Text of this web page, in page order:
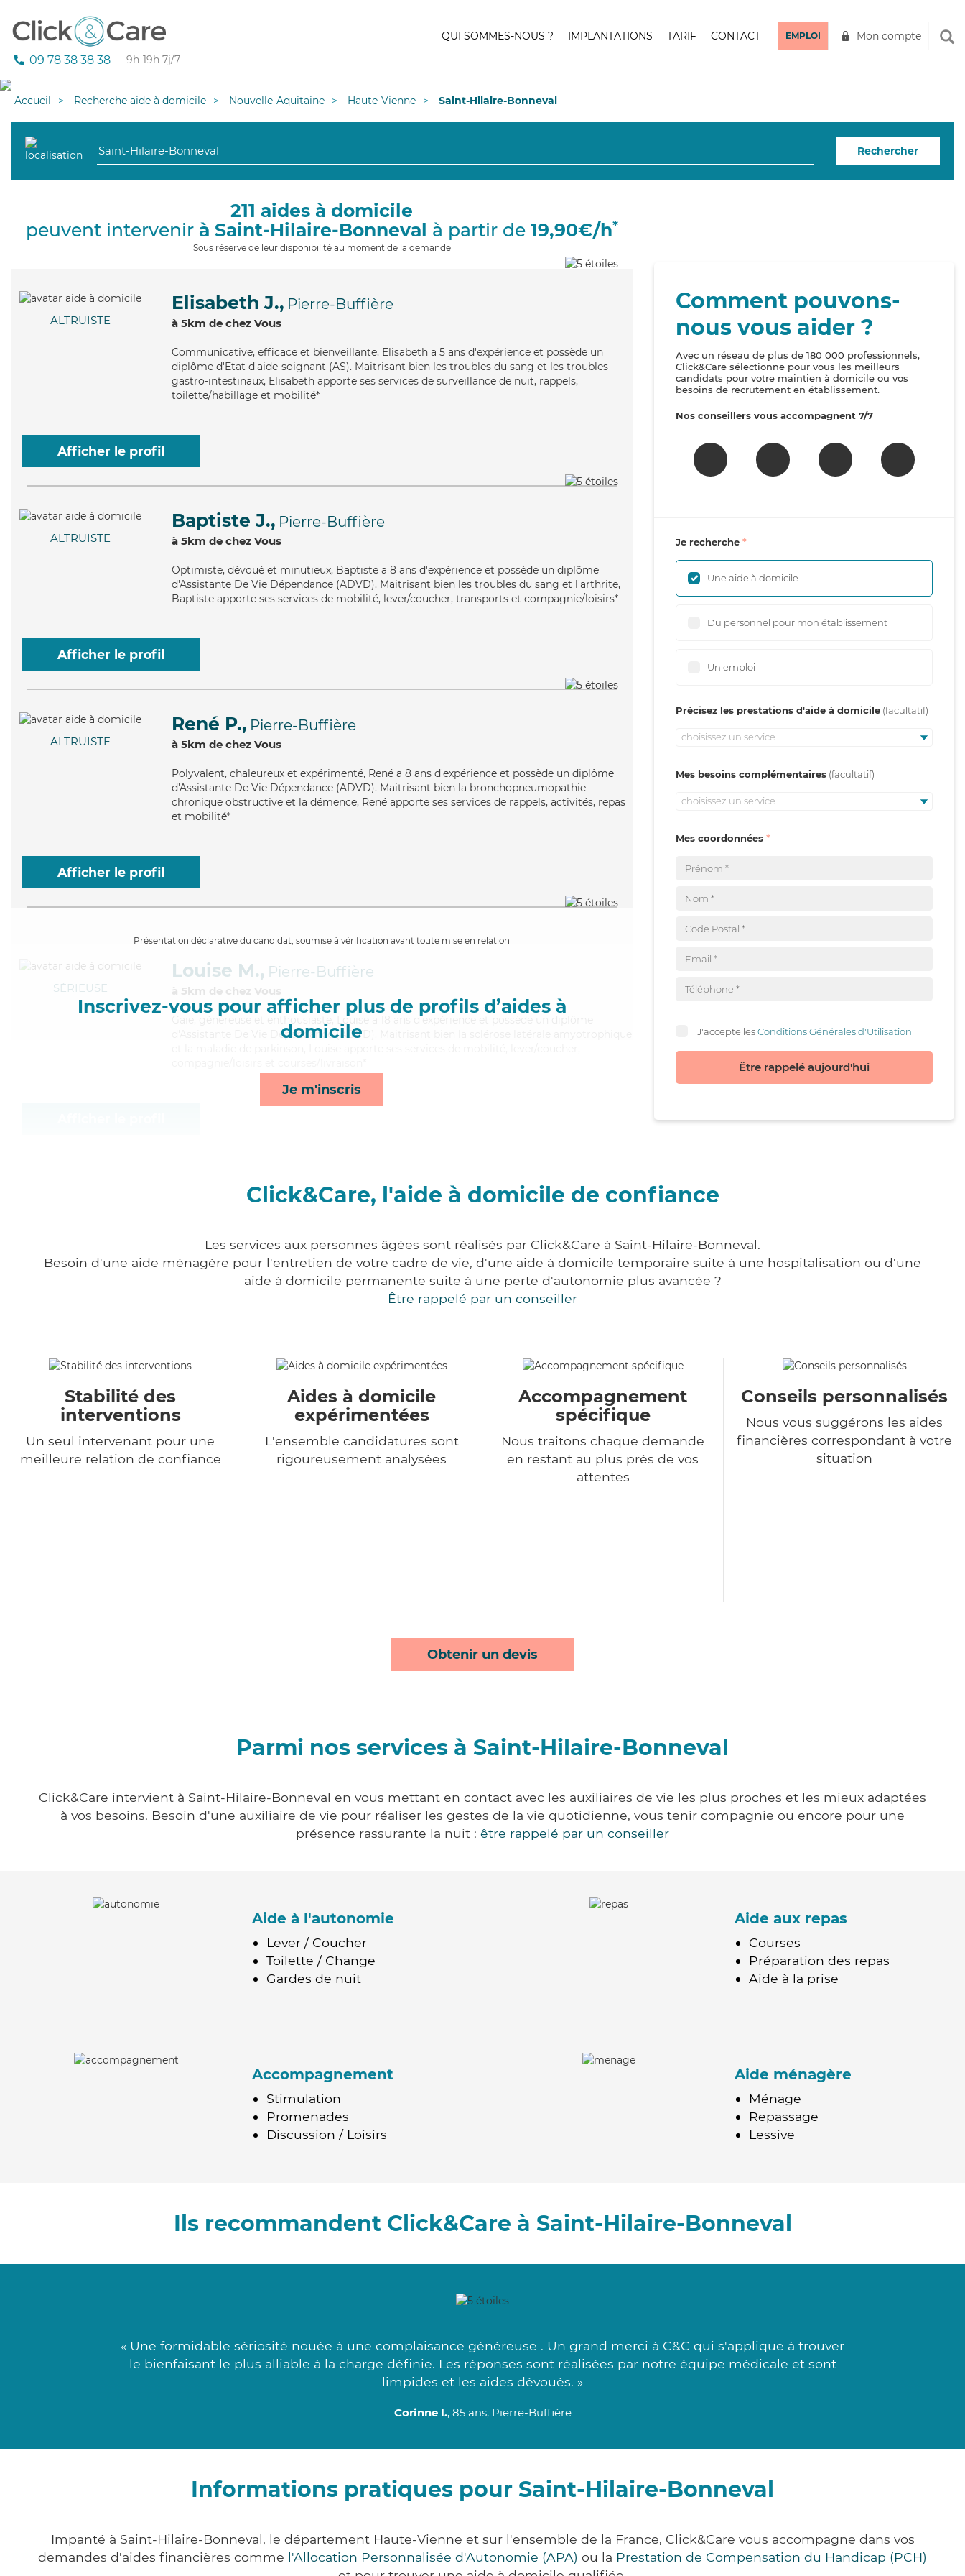
09 78 38 38 38 — 9h-19h 7j/7
QUI SOMMES-NOUS ? IMPLANTATIONS TARIF CONTACT EMPLOI Mon compte
Accueil Recherche aide à domicile Nouvelle-Aquitaine Haute-Vienne Saint-Hilaire-Bonneval
Rechercher
211 aides à domicile
peuvent intervenir à Saint-Hilaire-Bonneval à partir de 19,90€/h*
Sous réserve de leur disponibilité au moment de la demande
ALTRUISTE
Elisabeth J., Pierre-Buffière
à 5km de chez Vous
Communicative, efficace et bienveillante, Elisabeth a 5 ans d'expérience et possède un
diplôme d'Etat d'aide-soignant (AS). Maitrisant bien les troubles du sang et les troubles
gastro-intestinaux, Elisabeth apporte ses services de surveillance de nuit, rappels,
toilette/habillage et mobilité*
Afficher le profil
ALTRUISTE
Baptiste J., Pierre-Buffière
à 5km de chez Vous
Optimiste, dévoué et minutieux, Baptiste a 8 ans d'expérience et possède un diplôme
d'Assistante De Vie Dépendance (ADVD). Maitrisant bien les troubles du sang et l'arthrite,
Baptiste apporte ses services de mobilité, lever/coucher, transports et compagnie/loisirs*
Afficher le profil
ALTRUISTE
René P., Pierre-Buffière
à 5km de chez Vous
Polyvalent, chaleureux et expérimenté, René a 8 ans d'expérience et possède un diplôme
d'Assistante De Vie Dépendance (ADVD). Maitrisant bien la bronchopneumopathie
chronique obstructive et la démence, René apporte ses services de rappels, activités, repas
et mobilité*
Afficher le profil
Présentation déclarative du candidat, soumise à vérification avant toute mise en relation
Inscrivez-vous pour afficher plus de profils d’aides à
domicile
Je m'inscris
SÉRIEUSE
Louise M., Pierre-Buffière
à 5km de chez Vous
, généreuse et enthousiaste, Louise a 18 ans d'expérience et possède un diplôme
d'Assistante De Vie Dépendance (ADVD). Maitrisant bien la sclérose latérale amyotrophique
Comment pouvons-
nous vous aider ?
Avec un réseau de plus de 180 000 professionnels,
Click&Care sélectionne pour vous les meilleurs
candidats pour votre maintien à domicile ou vos
besoins de recrutement en établissement.
Nos conseillers vous accompagnent 7/7
Je recherche
Une aide à domicile
Du personnel pour mon établissement
Un emploi
Précisez les prestations d'aide à domicile
choisissez un service
Mes besoins complémentaires
choisissez un service
Mes coordonnées
J'accepte lesConditions Générales d'Utilisation
Être rappelé aujourd'hui
Click&Care, l'aide à domicile de confiance
Les services aux personnes âgées sont réalisés par Click&Care à Saint-Hilaire-Bonneval.
Besoin d'une aide ménagère pour l'entretien de votre cadre de vie, d'une aide à domicile temporaire suite à une hospitalisation ou d'une
aide à domicile permanente suite à une perte d'autonomie plus avancée ?
Être rappelé par un conseiller
Stabilité des
interventions
Un seul intervenant pour une
meilleure relation de confiance
Aides à domicile
expérimentées
L'ensemble candidatures sont
rigoureusement analysées
Accompagnement
spécifique
Nous traitons chaque demande
en restant au plus près de vos
attentes
Conseils personnalisés
Nous vous suggérons les aides
financières correspondant à votre
situation
Obtenir un devis
Parmi nos services à Saint-Hilaire-Bonneval
Click&Care intervient à Saint-Hilaire-Bonneval en vous mettant en contact avec les auxiliaires de vie les plus proches et les mieux adaptées
à vos besoins. Besoin d'une auxiliaire de vie pour réaliser les gestes de la vie quotidienne, vous tenir compagnie ou encore pour une
présence rassurante la nuit : être rappelé par un conseiller
Aide à l'autonomie
Lever / Coucher
Toilette / Change
Gardes de nuit
Aide aux repas
Courses
Préparation des repas
Aide à la prise
Accompagnement
Stimulation
Promenades
Discussion / Loisirs
Aide ménagère
Ménage
Repassage
Lessive
Ils recommandent Click&Care à Saint-Hilaire-Bonneval
« Une formidable sériosité nouée à une complaisance généreuse . Un grand merci à C&C qui s'applique à trouver
le bienfaisant le plus alliable à la charge définie. Les réponses sont réalisées par notre équipe médicale et sont
limpides et les aides dévoués. »
Corinne I., 85 ans, Pierre-Buffière
Informations pratiques pour Saint-Hilaire-Bonneval
Impanté à Saint-Hilaire-Bonneval, le département Haute-Vienne et sur l'ensemble de la France, Click&Care vous accompagne dans vos
demandes d'aides financières comme l'Allocation Personnalisée d'Autonomie (APA) ou la Prestation de Compensation du Handicap (PCH)